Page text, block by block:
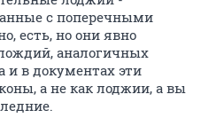
с поперечными
есть, но они явно
аналогичных
в документах эти
а не как лоджии, а вы